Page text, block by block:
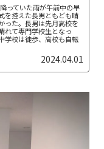
っていた雨が午前中の早
を控えた長男ともども晴
った。長男は先月高校を
れて専門学校生となっ
学校は徒歩、高校も自転
2024.04.01